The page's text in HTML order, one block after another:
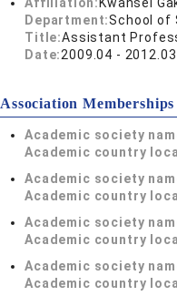
Department:School of
Title:Assistant
Date:2009.04 - 2012.03
Association Memberships
Academic society
Academic country
Academic society
Academic country
Academic society
Academic country
Academic society
Academic country